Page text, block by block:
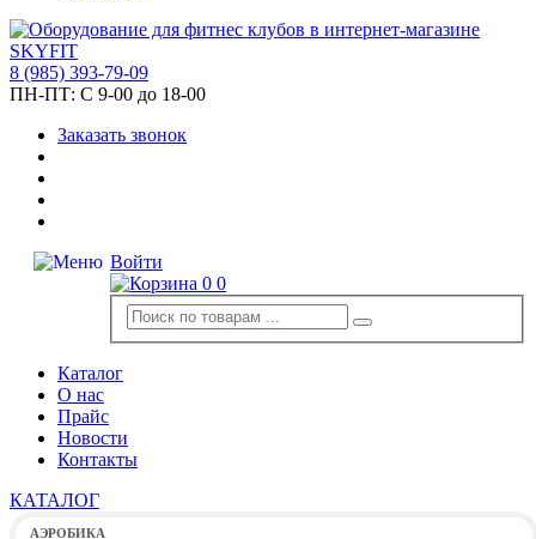
8 (985) 393-79-09
ПН-ПТ: С 9-00 до 18-00
Заказать звонок
Войти
0 0
Каталог
О нас
Прайс
Новости
Контакты
КАТАЛОГ
АЭРОБИКА